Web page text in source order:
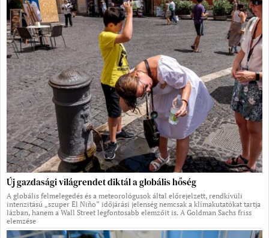
Új gazdasági világrendet diktál a globális hőség
A globális felmelegedés és a meteorológusok által előrejelzett, rendkívüli
intenzitású „szuper El Niño” időjárási jelenség nemcsak a klímakutatókat tartja
lázban, hanem a Wall Street legfontosabb elemzőit is. A Goldman Sachs friss
elemzése